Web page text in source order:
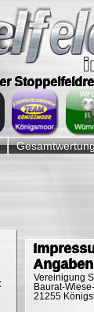
Vereinigung
Baurat-
21255